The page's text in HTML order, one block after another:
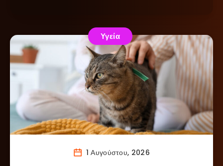
Υγεία
1 Αυγούστου, 2026